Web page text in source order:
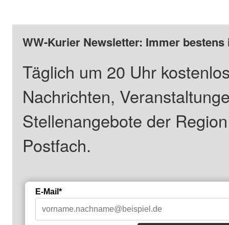
WW-Kurier Newsletter: Immer
Täglich um 20 Uhr
Nachrichten,
Stellenangebote der
Postfach.
E-Mail*